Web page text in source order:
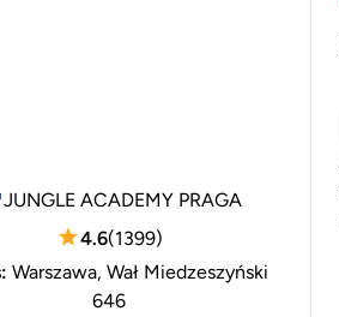
JUNGLE ACADEMY PRAGA
4.6(1399)
: Warszawa, Wał Miedzeszyński
646